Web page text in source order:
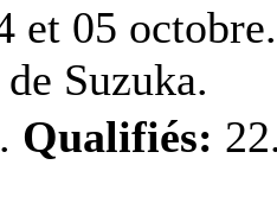
et 05
Suzuka.
Qualifiés: